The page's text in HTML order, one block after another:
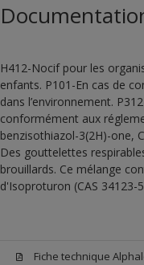
H412-Nocif pour les
enfants. P101-En cas de
dans l’environnement.
conformément aux
benzisothiazol-3(2H)-one,
Des gouttelettes
brouillards. Ce mélange
d'Isoproturon (CAS 34123-
Fiche technique